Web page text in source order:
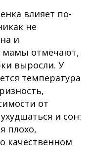
влияет по-
не
и
мамы отмечают,
выросли. У
температура
от
и сон:
плохо,
качественном